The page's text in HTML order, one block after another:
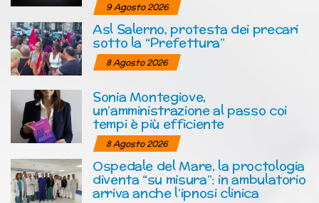
9 Agosto 2026
Asl Salerno, protesta dei precari
sotto la “Prefettura”
8 Agosto 2026
Sonia Montegiove,
un’amministrazione al passo coi
tempi è più efficiente
8 Agosto 2026
Ospedale del Mare, la proctologia
diventa “su misura”: in ambulatorio
arriva anche l’ipnosi clinica